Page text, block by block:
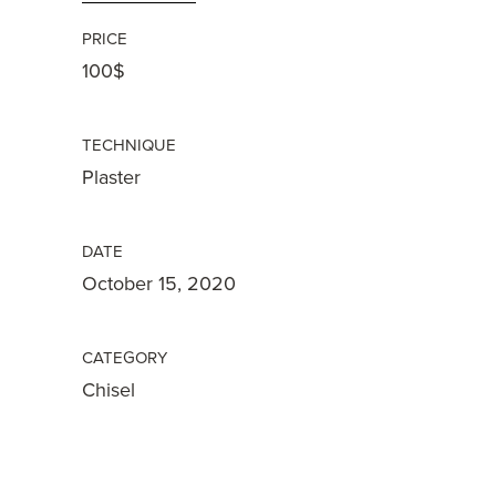
PRICE
100$
TECHNIQUE
Plaster
DATE
October 15, 2020
CATEGORY
Chisel